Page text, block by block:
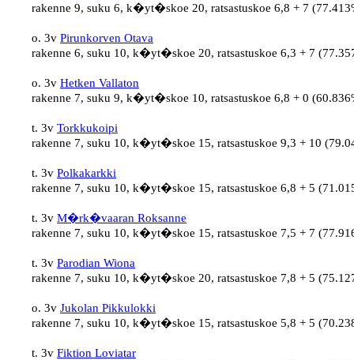
rakenne 9, suku 6, k�yt�skoe 20, ratsastuskoe 6,8 + 7
o. 3v Pirunkorven Otava
rakenne 6, suku 10, k�yt�skoe 20, ratsastuskoe 6,3 + 7
o. 3v Hetken Vallaton
rakenne 7, suku 9, k�yt�skoe 10, ratsastuskoe 6,8 + 0
t. 3v Torkkukoipi
rakenne 7, suku 10, k�yt�skoe 15, ratsastuskoe 9,3 + 10
t. 3v Polkakarkki
rakenne 7, suku 10, k�yt�skoe 15, ratsastuskoe 6,8 + 5
t. 3v M�rk�vaaran Roksanne
rakenne 7, suku 10, k�yt�skoe 15, ratsastuskoe 7,5 + 7
t. 3v Parodian Wiona
rakenne 7, suku 10, k�yt�skoe 20, ratsastuskoe 7,8 + 5
o. 3v Jukolan Pikkulokki
rakenne 7, suku 10, k�yt�skoe 15, ratsastuskoe 5,8 + 5
t. 3v Fiktion Loviatar